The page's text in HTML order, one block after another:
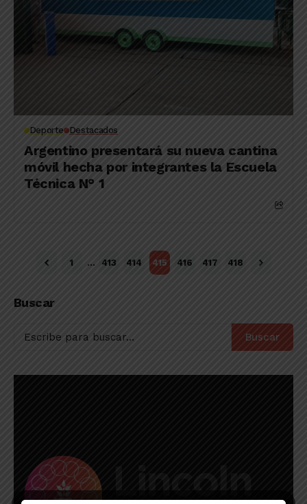
Deporte Destacados
Argentino presentará su nueva cantina
móvil hecha por integrantes la Escuela
Técnica N° 1
1 … 413 414 415 416 417 418
Buscar
Buscar